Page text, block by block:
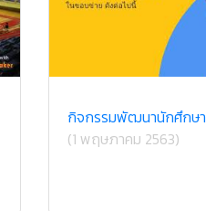
กิจกรรมพัฒนานักศึกษา
(1 พฤษภาคม 2563)